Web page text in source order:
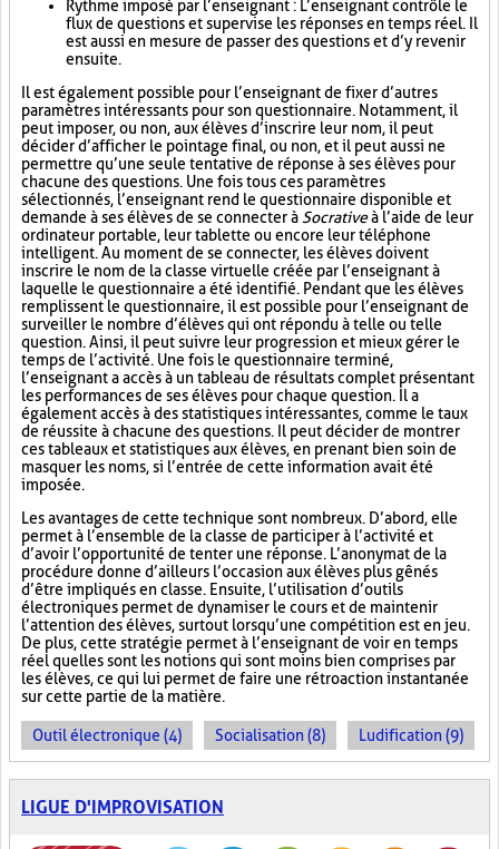
Rythme imposé par l’enseignant : L’enseignant contrôle le
flux de questions et supervise les réponses en temps réel. Il
est aussi en mesure de passer des questions et d’y revenir
ensuite.
Il est également possible pour l’enseignant de fixer d’autres
paramètres intéressants pour son questionnaire. Notamment, il
peut imposer, ou non, aux élèves d’inscrire leur nom, il peut
décider d’afficher le pointage final, ou non, et il peut aussi ne
permettre qu’une seule tentative de réponse à ses élèves pour
chacune des questions. Une fois tous ces paramètres
sélectionnés, l’enseignant rend le questionnaire disponible et
demande à ses élèves de se connecter à Socrativeà l’aide de leur
ordinateur portable, leur tablette ou encore leur téléphone
intelligent. Au moment de se connecter, les élèves doivent
inscrire le nom de la classe virtuelle créée par l’enseignant à
laquelle le questionnaire a été identifié. Pendant que les élèves
remplissent le questionnaire, il est possible pour l’enseignant de
surveiller le nombre d’élèves qui ont répondu à telle ou telle
question. Ainsi, il peut suivre leur progression et mieux gérer le
temps de l’activité. Une fois le questionnaire terminé,
l’enseignant a accès à un tableau de résultats complet présentant
les performances de ses élèves pour chaque question. Il a
également accès à des statistiques intéressantes, comme le taux
de réussite à chacune des questions. Il peut décider de montrer
ces tableaux et statistiques aux élèves, en prenant bien soin de
masquer les noms, si l’entrée de cette information avait été
imposée.
Les avantages de cette technique sont nombreux. D’abord, elle
permet à l’ensemble de la classe de participer à l’activité et
d’avoir l’opportunité de tenter une réponse. L’anonymat de la
procédure donne d’ailleurs l’occasion aux élèves plus gênés
d’être impliqués en classe. Ensuite, l’utilisation d’outils
électroniques permet de dynamiser le cours et de maintenir
l’attention des élèves, surtout lorsqu’une compétition est en jeu.
De plus, cette stratégie permet à l’enseignant de voir en temps
réel quelles sont les notions qui sont moins bien comprises par
les élèves, ce qui lui permet de faire une rétroaction instantanée
sur cette partie de la matière.
Outil électronique (4) Socialisation (8) Ludification (9)
LIGUE D'IMPROVISATION